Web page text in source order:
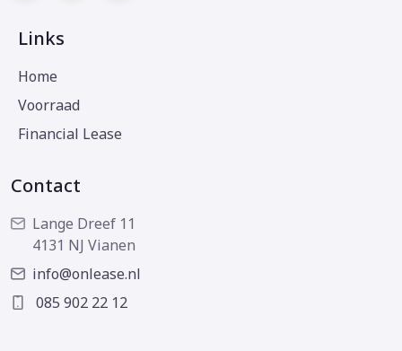
Links
Home
Voorraad
Financial Lease
Contact
Lange Dreef 11
4131 NJ Vianen
info@onlease.nl
085 902 22 12